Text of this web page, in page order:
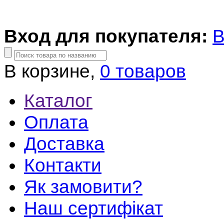
Вход для покупателя:
В корзине, 0 товаров
Каталог
Оплата
Доставка
Контакти
Як замовити?
Наш сертифікат